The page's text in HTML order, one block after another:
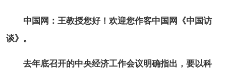
中国网：王教授您好！欢迎您作客中国网《中国访
谈》。
去年底召开的中央经济工作会议明确指出，要以科